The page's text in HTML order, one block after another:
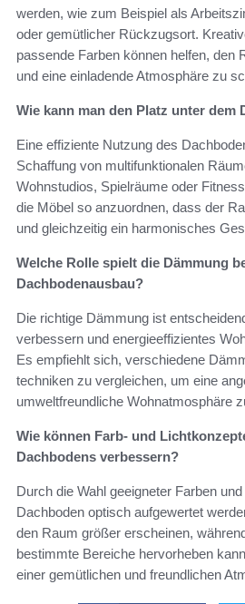
werden, wie zum Beispiel als
oder gemütlicher Rückzugsort.
passende Farben können helfen, den
und eine einladende Atmosphäre zu
Wie kann man den Platz unter dem
Eine effiziente Nutzung des
Schaffung von multifunktionalen
Wohnstudios, Spielräume oder
die Möbel so anzuordnen, dass der
und gleichzeitig ein harmonisches
Welche Rolle spielt die Dämmung
Dachbodenausbau?
Die richtige Dämmung ist
verbessern und energieeffizientes
Es empfiehlt sich, verschiedene
techniken zu vergleichen, um eine
umweltfreundliche Wohnatmosphäre
Wie können Farb- und
Dachbodens verbessern?
Durch die Wahl geeigneter Farben
Dachboden optisch aufgewertet
den Raum größer erscheinen,
bestimmte Bereiche hervorheben
einer gemütlichen und freundlichen